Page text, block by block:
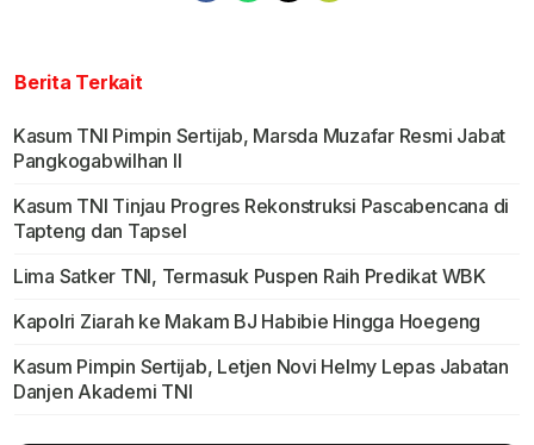
Berita Terkait
Kasum TNI Pimpin Sertijab, Marsda Muzafar Resmi Jabat
Pangkogabwilhan II
Kasum TNI Tinjau Progres Rekonstruksi Pascabencana di
Tapteng dan Tapsel
Lima Satker TNI, Termasuk Puspen Raih Predikat WBK
Kapolri Ziarah ke Makam BJ Habibie Hingga Hoegeng
Kasum Pimpin Sertijab, Letjen Novi Helmy Lepas Jabatan
Danjen Akademi TNI